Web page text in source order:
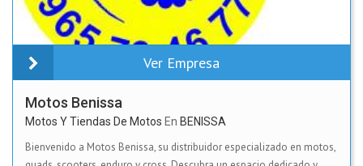
Ver Empresa
Motos Benissa
Motos Y Tiendas De Motos En BENISSA
Bienvenido a Motos Benissa, su distribuidor especializado en motos,